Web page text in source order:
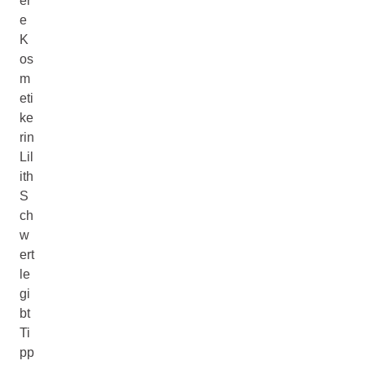
e
K
os
m
eti
ke
rin
Lil
ith
S
ch
w
ert
le
gi
bt
Ti
pp